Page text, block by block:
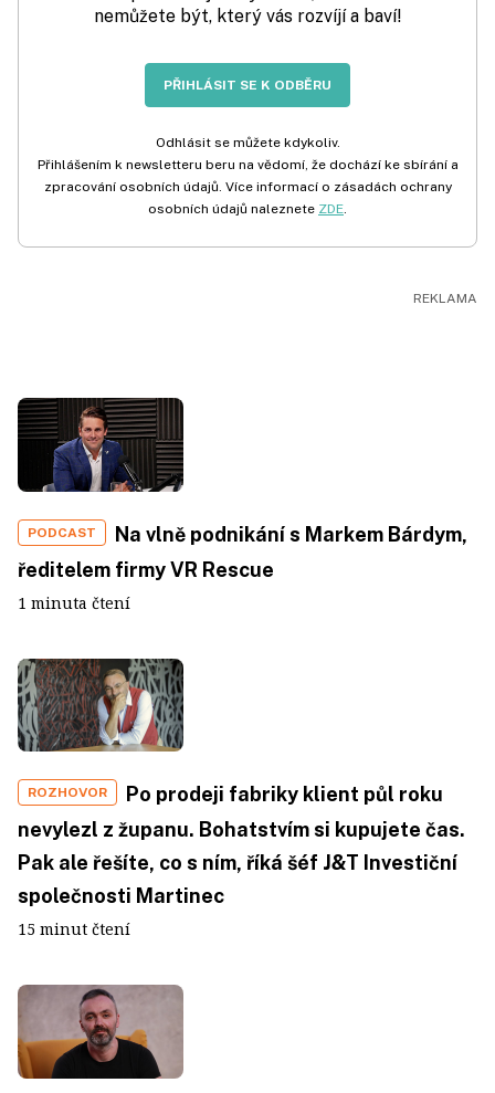
nemůžete být, který vás rozvíjí a baví!
PŘIHLÁSIT SE K ODBĚRU
Odhlásit se můžete kdykoliv.
Přihlášením k newsletteru beru na vědomí, že dochází ke sbírání a
zpracování osobních údajů. Více informací o zásadách ochrany
osobních údajů naleznete ZDE.
PODCAST
Na vlně podnikání s Markem Bárdym,
ředitelem firmy VR Rescue
1 minuta čtení
ROZHOVOR
Po prodeji fabriky klient půl roku
nevylezl z županu. Bohatstvím si kupujete čas.
Pak ale řešíte, co s ním, říká šéf J&T Investiční
společnosti Martinec
15 minut čtení